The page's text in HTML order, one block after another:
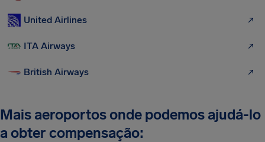
United Airlines
ITA Airways
British Airways
Mais aeroportos onde podemos ajudá-lo
a obter compensação: